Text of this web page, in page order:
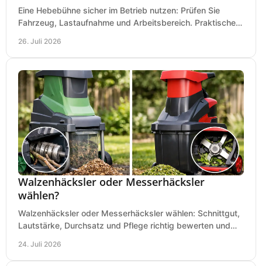
Eine Hebebühne sicher im Betrieb nutzen: Prüfen Sie
Fahrzeug, Lastaufnahme und Arbeitsbereich. Praktische
26. Juli 2026
Walzenhäcksler oder Messerhäcksler
wählen?
Walzenhäcksler oder Messerhäcksler wählen: Schnittgut,
Lautstärke, Durchsatz und Pflege richtig bewerten und
24. Juli 2026